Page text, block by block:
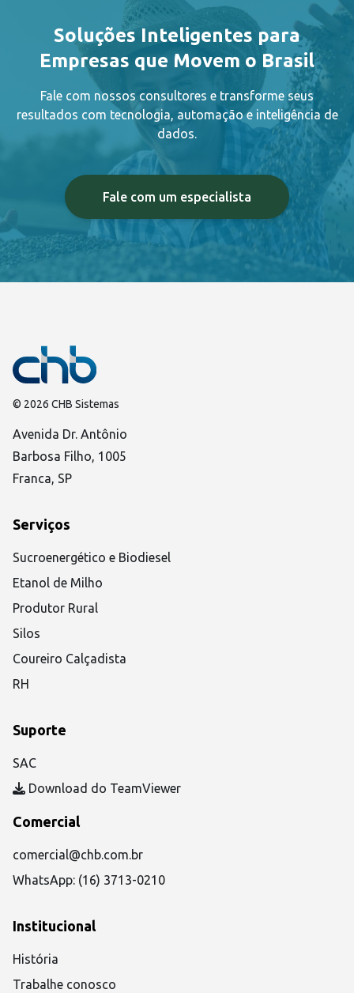
Soluções Inteligentes para
Empresas que Movem o Brasil
Fale com nossos consultores e transforme seus
resultados com tecnologia, automação e inteligência de
dados.
Fale com um especialista
© 2026 CHB Sistemas
Avenida Dr. Antônio
Barbosa Filho, 1005
Franca, SP
Serviços
Sucroenergético e Biodiesel
Etanol de Milho
Produtor Rural
Silos
Coureiro Calçadista
RH
Suporte
SAC
Download do TeamViewer
Comercial
comercial@chb.com.br
WhatsApp: (16) 3713-0210
Institucional
História
Trabalhe conosco